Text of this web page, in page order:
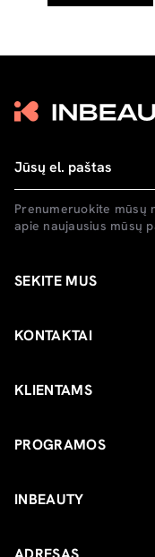
Prenumeruokite mūsų
apie naujausius mūsų
SEKITE MUS
KONTAKTAI
KLIENTAMS
PROGRAMOS
INBEAUTY